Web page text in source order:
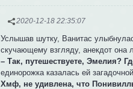
2020-12-18 22:35:07
Услышав шутку, Ванитас
скучающему взгляду, анекдот
– Так, путешествуете, Эмелия?
единорожка казалась ей
Хмф, не удивлена, что